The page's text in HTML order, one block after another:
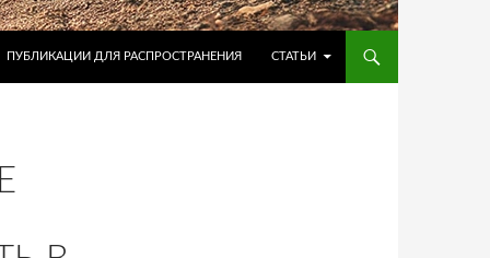
ПУБЛИКАЦИИ ДЛЯ РАСПРОСТРАНЕНИЯ СТАТЬИ